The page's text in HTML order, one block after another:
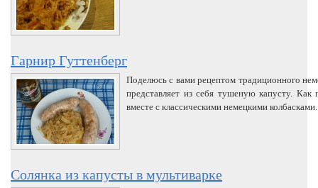
Гарнир Гуттенберг
Поделюсь с вами рецептом традиционного
представляет из себя тушеную капусту. Как
вместе с классическими немецкими колбасками.
Солянка из капусты в мультиварке